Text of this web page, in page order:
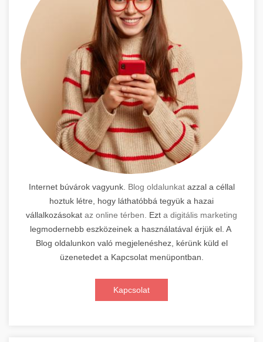
Internet búvárok vagyunk. Blog oldalunkatazzal a céllal
hoztuk létre, hogy láthatóbbá tegyük a hazai
vállalkozásokat az online térben. Ezt a digitális marketing
legmodernebb eszközeinek a használatával érjük el. A
Blog oldalunkon való megjelenéshez, kérünk küld el
üzenetedet a Kapcsolat menüpontban.
Kapcsolat